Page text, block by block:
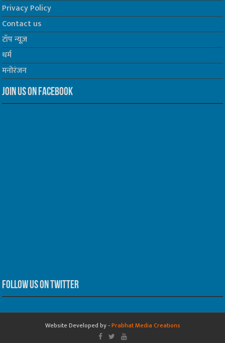
Privacy Policy
Contact us
टॉप न्यूज़
धर्म
मनोरंजन
Join us on Facebook
Follow us on Twitter
Website Developed by -Prabhat Media Creations